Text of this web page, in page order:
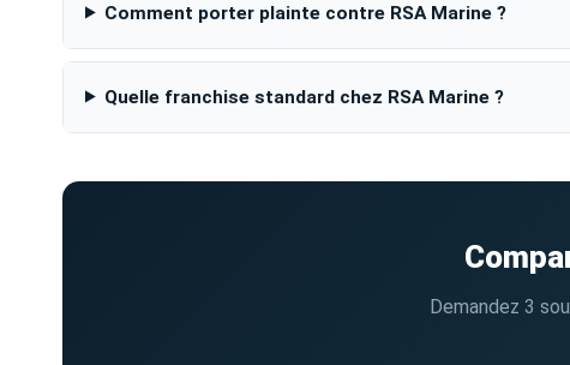
Comment porter plainte contre RSA Marine ?
Quelle franchise standard chez RSA Marine ?
Demandez 3